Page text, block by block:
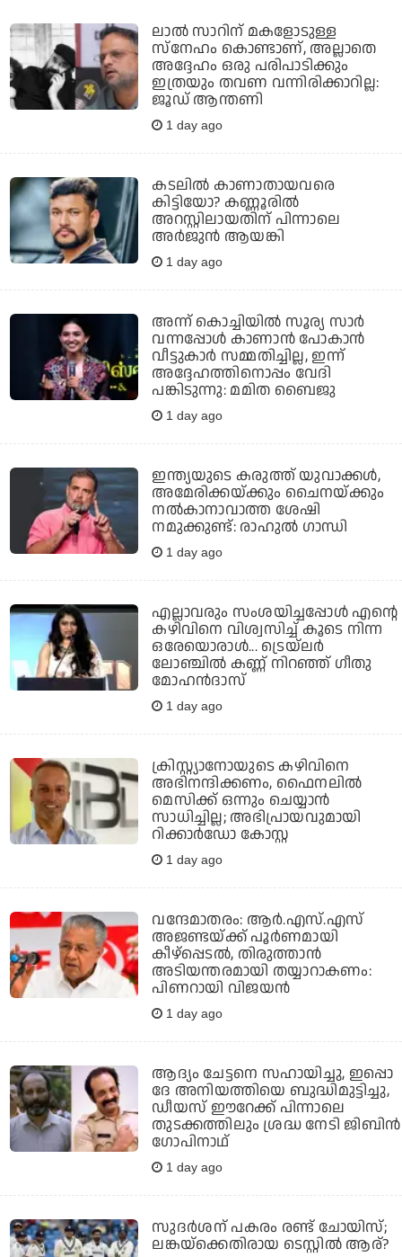
ലാൽ സാറിന് മകളോടുള്ള
സ്നേഹം കൊണ്ടാണ്, അല്ലാതെ
അദ്ദേഹം ഒരു പരിപാടിക്കും
ഇത്രയും തവണ വന്നിരിക്കാറില്ല:
ജൂഡ് ആന്തണി
1 day ago
കടലില്‍ കാണാതായവരെ
കിട്ടിയോ? കണ്ണൂരില്‍
അറസ്റ്റിലായതിന് പിന്നാലെ
അര്‍ജുന്‍ ആയങ്കി
1 day ago
അന്ന് കൊച്ചിയില്‍ സൂര്യ സാര്‍
വന്നപ്പോള്‍ കാണാന്‍ പോകാന്‍
വീട്ടുകാര്‍ സമ്മതിച്ചില്ല, ഇന്ന്
അദ്ദേഹത്തിനൊപ്പം വേദി
പങ്കിടുന്നു: മമിത ബൈജു
1 day ago
ഇന്ത്യയുടെ കരുത്ത് യുവാക്കള്‍,
അമേരിക്കയ്ക്കും ചൈനയ്ക്കും
നല്‍കാനാവാത്ത ശേഷി
നമുക്കുണ്ട്: രാഹുല്‍ ഗാന്ധി
1 day ago
എല്ലാവരും സംശയിച്ചപ്പോള്‍ എന്റെ
കഴിവിനെ വിശ്വസിച്ച് കൂടെ നിന്ന
ഒരേയൊരാള്‍... ട്രെയ്‌ലര്‍
ലോഞ്ചില്‍ കണ്ണ് നിറഞ്ഞ് ഗീതു
മോഹന്‍ദാസ്
1 day ago
ക്രിസ്റ്റ്യാനോയുടെ കഴിവിനെ
അഭിനന്ദിക്കണം, ഫൈനലില്‍
മെസിക്ക് ഒന്നും ചെയ്യാന്‍
സാധിച്ചില്ല; അഭിപ്രായവുമായി
റിക്കാര്‍ഡോ കോസ്റ്റ
1 day ago
വന്ദേമാതരം: ആര്‍.എസ്.എസ്
അജണ്ടയ്ക്ക് പൂര്‍ണമായി
കീഴ്‌പ്പെടല്‍, തിരുത്താന്‍
അടിയന്തരമായി തയ്യാറാകണം:
പിണറായി വിജയന്‍
1 day ago
ആദ്യം ചേട്ടനെ സഹായിച്ചു, ഇപ്പൊ
ദേ അനിയത്തിയെ ബുദ്ധിമുട്ടിച്ചു,
ഡീയസ് ഈറേക്ക് പിന്നാലെ
തുടക്കത്തിലും ശ്രദ്ധ നേടി ജിബിന്‍
ഗോപിനാഥ്
1 day ago
സുദര്‍ശന് പകരം രണ്ട് ചോയിസ്;
ലങ്കയ്‌ക്കെതിരായ ടെസ്റ്റില്‍ ആര്?